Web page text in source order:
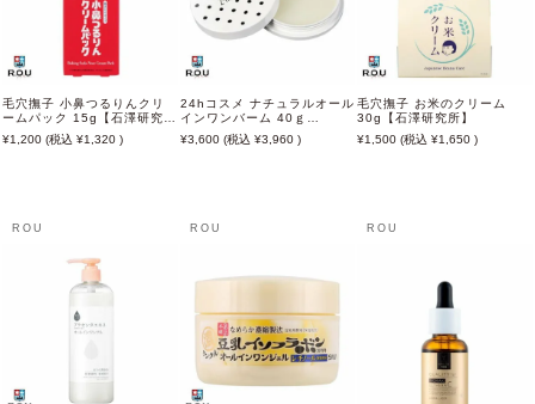
毛穴撫子 小鼻つるりんクリ
ームパック 15g【石澤研究
1,200 1,320
24hコスメ ナチュラルオール
インワンバーム 40ｇ
【10%OFF対象外】
3,600 3,960
毛穴撫子 お米のクリーム
30g【石澤研究所】
1,500
1,650
ROU ROU ROU